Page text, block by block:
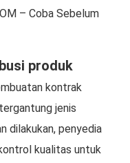
– Coba Sebelum
produk
kontrak
jenis
dilakukan, penyedia
kualitas untuk